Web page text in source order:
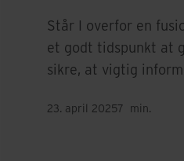
Står I overfor en
et godt tidspunkt at
sikre, at vigtig
23. april 20257 min.